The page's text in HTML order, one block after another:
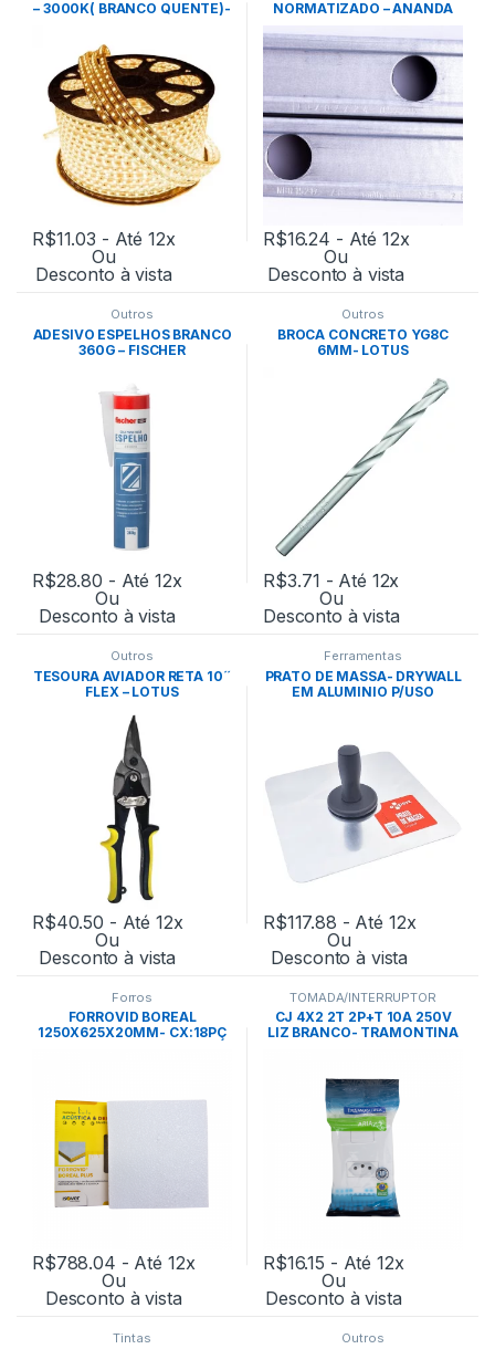
– 3000K( BRANCO QUENTE)-
R$11.03 - Até 12x
Ou
Desconto à vista
NORMATIZADO – ANANDA
R$16.24 - Até 12x
Ou
Desconto à vista
Outros
ADESIVO ESPELHOS BRANCO
360G – FISCHER
R$28.80 - Até 12x
Ou
Desconto à vista
Outros
BROCA CONCRETO YG8C
6MM- LOTUS
R$3.71 - Até 12x
Ou
Desconto à vista
Outros
TESOURA AVIADOR RETA 10´´
FLEX – LOTUS
R$40.50 - Até 12x
Ou
Desconto à vista
Ferramentas
PRATO DE MASSA- DRYWALL
EM ALUMINIO P/USO
R$117.88 - Até 12x
Ou
Desconto à vista
Forros
FORROVID BOREAL
1250X625X20MM- CX:18PÇ
R$788.04 - Até 12x
Ou
Desconto à vista
TOMADA/INTERRUPTOR
CJ 4X2 2T 2P+T 10A 250V
LIZ BRANCO- TRAMONTINA
R$16.15 - Até 12x
Ou
Desconto à vista
Tintas Outros